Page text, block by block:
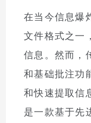
在当今信息爆
文件格式之一
信息。然而，
和基础批注功
和快速提取信
是一款基于先